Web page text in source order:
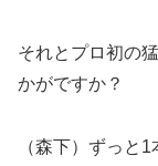
それとプロ初の
かがですか？
（森下）ずっと